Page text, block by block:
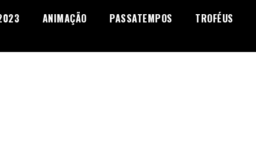
ANIMAÇÃO PASSATEMPOS TROFÉUS